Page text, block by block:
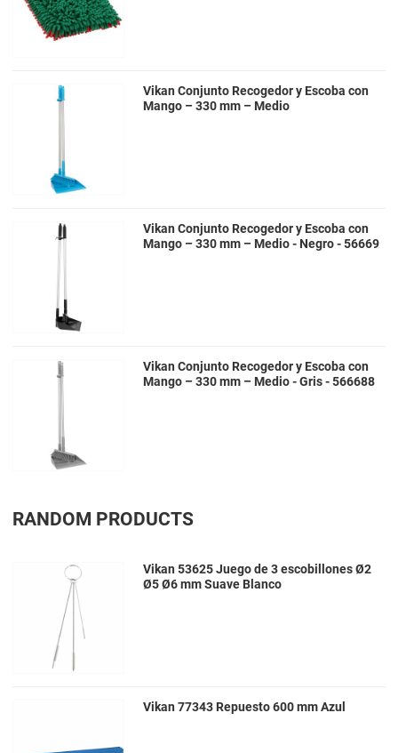
Vikan Conjunto Recogedor y Escoba con
Mango – 330 mm – Medio
Vikan Conjunto Recogedor y Escoba con
Mango – 330 mm – Medio - Negro - 56669
Vikan Conjunto Recogedor y Escoba con
Mango – 330 mm – Medio - Gris - 566688
RANDOM PRODUCTS
Vikan 53625 Juego de 3 escobillones Ø2
Ø5 Ø6 mm Suave Blanco
Vikan 77343 Repuesto 600 mm Azul